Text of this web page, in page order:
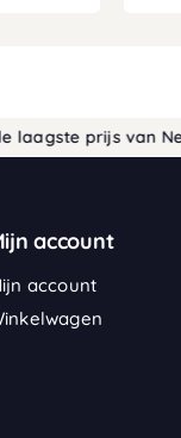
prijs van
account
account